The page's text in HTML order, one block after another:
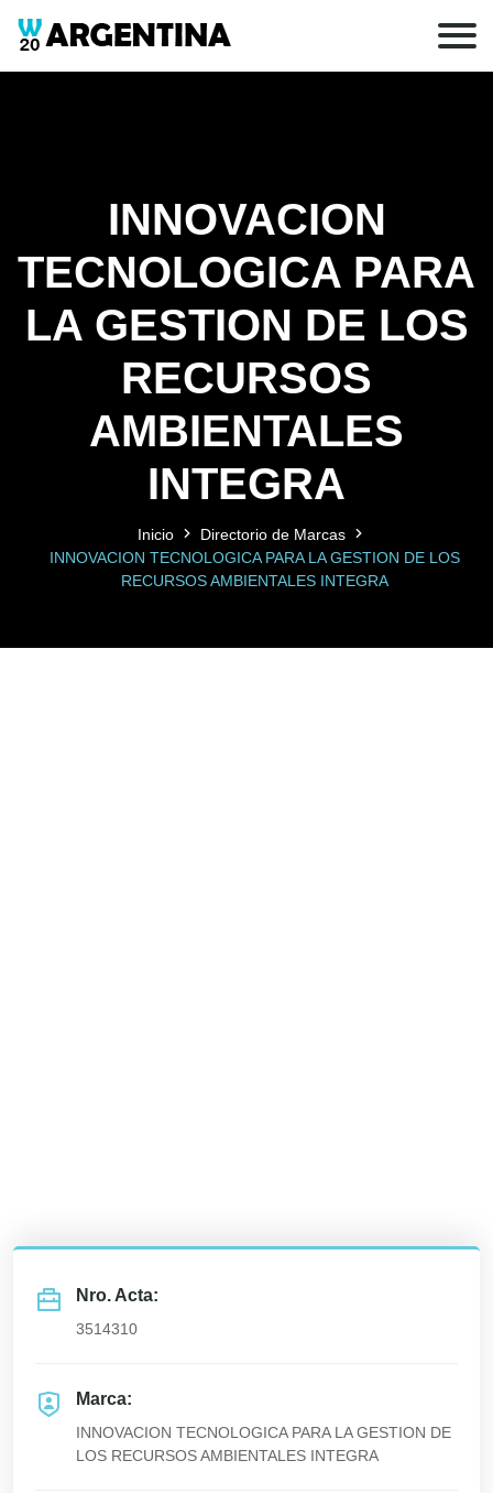
INNOVACION
TECNOLOGICA PARA
LA GESTION DE LOS
RECURSOS
AMBIENTALES
INTEGRA
Inicio
Directorio de Marcas
INNOVACION TECNOLOGICA PARA LA GESTION DE LOS
RECURSOS AMBIENTALES INTEGRA
Nro. Acta:
3514310
Marca:
INNOVACION TECNOLOGICA PARA LA GESTION DE
LOS RECURSOS AMBIENTALES INTEGRA